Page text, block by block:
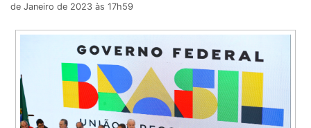
de Janeiro de 2023 às 17h59